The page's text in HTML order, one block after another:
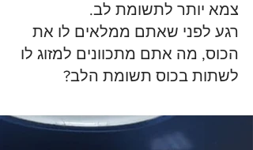
צמא יותר לתשומת לב.
רגע לפני שאתם ממלאים לו את
הכוס, מה אתם מתכוונים למזוג לו
לשתות בכוס תשומת הלב?